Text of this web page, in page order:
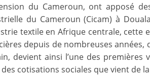
du Cameroun, ont apposé
du Cameroun (Cicam) à
textile en Afrique centrale,
depuis de nombreuses
devient ainsi l’une des
cotisations sociales que vient de